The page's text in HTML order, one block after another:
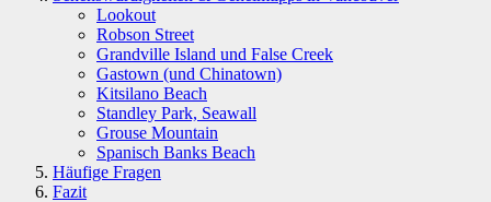
Lookout
Robson Street
Grandville Island und False Creek
Gastown (und Chinatown)
Kitsilano Beach
Standley Park, Seawall
Grouse Mountain
Spanisch Banks Beach
Häufige Fragen
Fazit